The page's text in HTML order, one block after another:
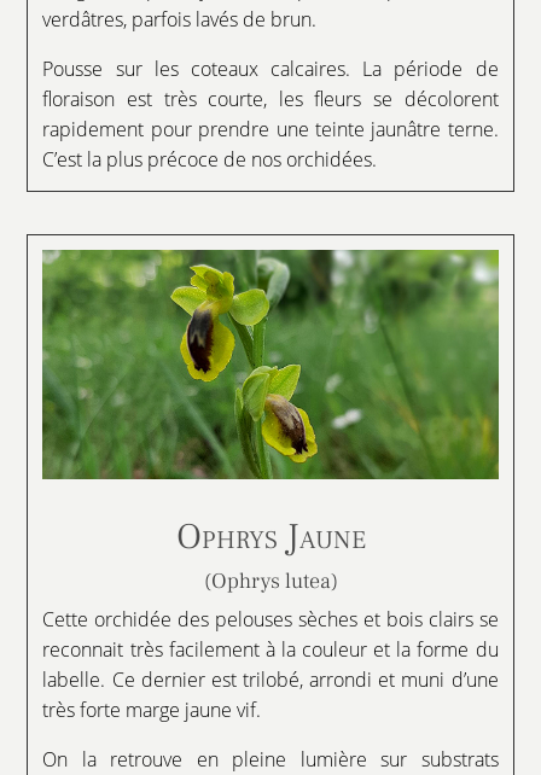
verdâtres, parfois lavés de brun.
Pousse sur les coteaux calcaires. La période de
floraison est très courte, les fleurs se décolorent
rapidement pour prendre une teinte jaunâtre terne.
C’est la plus précoce de nos orchidées.
Ophrys Jaune
(Ophrys lutea)
Cette orchidée des pelouses sèches et bois clairs se
reconnait très facilement à la couleur et la forme du
labelle. Ce dernier est trilobé, arrondi et muni d’une
très forte marge jaune vif.
On la retrouve en pleine lumière sur substrats